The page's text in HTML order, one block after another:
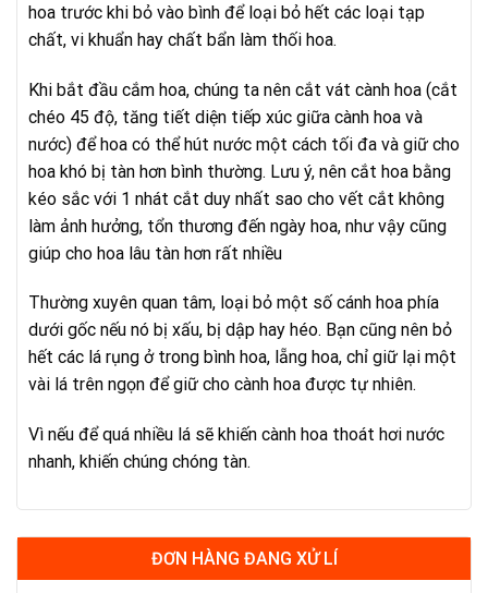
hoa trước khi bỏ vào bình để loại bỏ hết các loại tạp
chất, vi khuẩn hay chất bẩn làm thối hoa.
Khi bắt đầu cắm hoa, chúng ta nên cắt vát cành hoa (cắt
chéo 45 độ, tăng tiết diện tiếp xúc giữa cành hoa và
nước) để hoa có thể hút nước một cách tối đa và giữ cho
hoa khó bị tàn hơn bình thường. Lưu ý, nên cắt hoa bằng
kéo sắc với 1 nhát cắt duy nhất sao cho vết cắt không
làm ảnh hưởng, tổn thương đến ngày hoa, như vậy cũng
giúp cho hoa lâu tàn hơn rất nhiều
Thường xuyên quan tâm, loại bỏ một số cánh hoa phía
dưới gốc nếu nó bị xấu, bị dập hay héo. Bạn cũng nên bỏ
hết các lá rụng ở trong bình hoa, lẵng hoa, chỉ giữ lại một
vài lá trên ngọn để giữ cho cành hoa được tự nhiên.
Vì nếu để quá nhiều lá sẽ khiến cành hoa thoát hơi nước
nhanh, khiến chúng chóng tàn.
ĐƠN HÀNG ĐANG XỬ LÍ